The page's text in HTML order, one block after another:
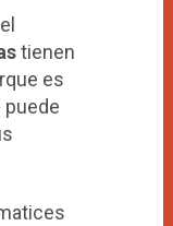
tienen
es
puede